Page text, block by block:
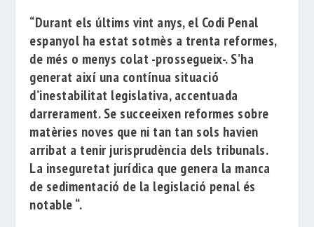
“Durant els últims vint anys, el Codi Penal
espanyol ha estat sotmès a trenta reformes,
de més o menys colat -prossegueix-. S’ha
generat així una contínua situació
d’inestabilitat legislativa, accentuada
darrerament. Se succeeixen reformes sobre
matèries noves que ni tan tan sols havien
arribat a tenir jurisprudència dels tribunals.
La inseguretat jurídica que genera la manca
de sedimentació de la legislació penal és
notable “.